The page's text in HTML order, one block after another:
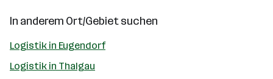
In anderem Ort/Gebiet suchen
Logistik in Eugendorf
Logistik in Thalgau